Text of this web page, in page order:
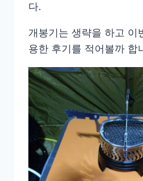
다.
개봉기는 생략을 하고 이
용한 후기를 적어볼까 합